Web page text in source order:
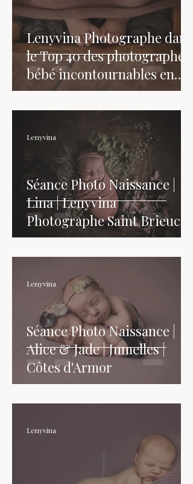
Lenyvina Photographe dans
le Top 40 des photographes
bébé incontournables en
France
Séance Photo Naissance |
Lina | Lenyvina
Photographe Saint Brieuc
Lenyvina
Séance Photo Naissance |
Alice & Jade | Jumelles |
Côtes d'Armor
Lenyvina
Lenyvina